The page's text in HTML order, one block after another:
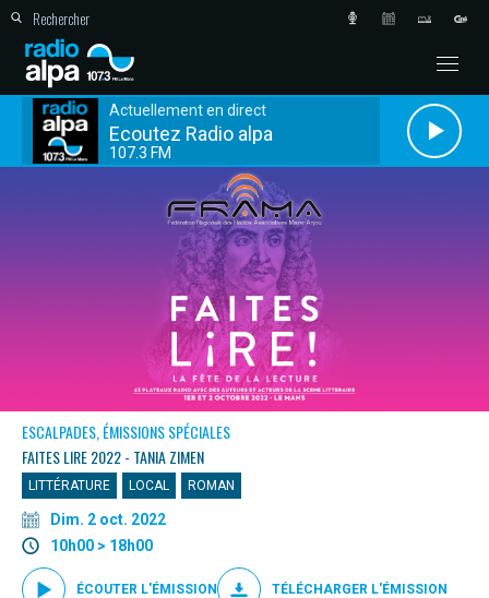
Actuellement en direct
Ecoutez Radio alpa
107.3 FM
ESCALPADES, ÉMISSIONS SPÉCIALES
FAITES LIRE 2022 - TANIA ZIMEN
LITTÉRATURE LOCAL ROMAN
Dim. 2 oct. 2022
10h00 > 18h00
ÉCOUTER L'ÉMISSION TÉLÉCHARGER L'ÉMISSION